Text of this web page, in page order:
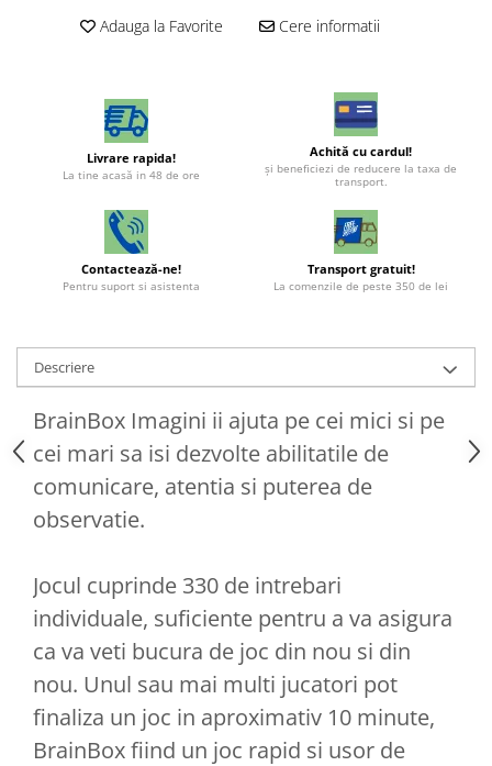
Adauga la Favorite Cere informatii
Livrare rapida!
La tine acasă in 48 de ore
Achită cu cardul!
şi beneficiezi de reducere la taxa de
transport.
Contactează-ne!
Pentru suport si asistenta
Transport gratuit!
La comenzile de peste 350 de lei
Descriere
BrainBox Imagini ii ajuta pe cei mici si pe
cei mari sa isi dezvolte abilitatile de
comunicare, atentia si puterea de
observatie.
Jocul cuprinde 330 de intrebari
individuale, suficiente pentru a va asigura
ca va veti bucura de joc din nou si din
nou. Unul sau mai multi jucatori pot
finaliza un joc in aproximativ 10 minute,
BrainBox fiind un joc rapid si usor de